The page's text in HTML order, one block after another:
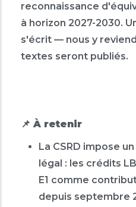
reconnaissance
à horizon 2027-2030.
s'écrit — nous y
textes seront publiés.
📌 À retenir
La CSRD impose
légal : les crédits
E1 comme
depuis septembre